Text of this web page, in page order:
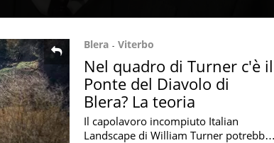
Blera Viterbo
Nel quadro di Turner c'è il
Ponte del Diavolo di
Blera? La teoria
Il capolavoro incompiuto Italian
Landscape di William Turner potrebbe